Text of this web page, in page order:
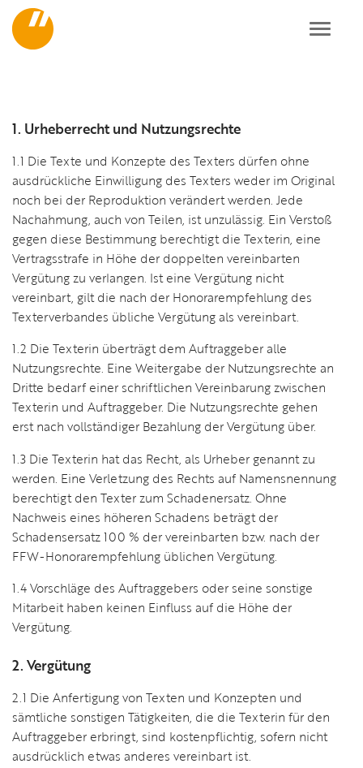
AGB
1. Urheberrecht und Nutzungsrechte
1.1 Die Texte und Konzepte des Texters dürfen ohne
ausdrückliche Einwilligung des Texters weder im Original
noch bei der Reproduktion verändert werden. Jede
Nachahmung, auch von Teilen, ist unzulässig. Ein Verstoß
gegen diese Bestimmung berechtigt die Texterin, eine
Vertragsstrafe in Höhe der doppelten vereinbarten
Vergütung zu verlangen. Ist eine Vergütung nicht
vereinbart, gilt die nach der Honorarempfehlung des
Texterverbandes übliche Vergütung als vereinbart.
1.2 Die Texterin überträgt dem Auftraggeber alle
Nutzungsrechte. Eine Weitergabe der Nutzungsrechte an
Dritte bedarf einer schriftlichen Vereinbarung zwischen
Texterin und Auftraggeber. Die Nutzungsrechte gehen
erst nach vollständiger Bezahlung der Vergütung über.
1.3 Die Texterin hat das Recht, als Urheber genannt zu
werden. Eine Verletzung des Rechts auf Namensnennung
berechtigt den Texter zum Schadenersatz. Ohne
Nachweis eines höheren Schadens beträgt der
Schadensersatz 100 % der vereinbarten bzw. nach der
FFW-Honorarempfehlung üblichen Vergütung.
1.4 Vorschläge des Auftraggebers oder seine sonstige
Mitarbeit haben keinen Einfluss auf die Höhe der
Vergütung.
2. Vergütung
2.1 Die Anfertigung von Texten und Konzepten und
sämtliche sonstigen Tätigkeiten, die die Texterin für den
Auftraggeber erbringt, sind kostenpflichtig, sofern nicht
ausdrücklich etwas anderes vereinbart ist.